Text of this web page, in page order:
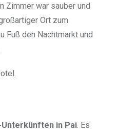
Zimmer war sauber und
Ort zum
Fuß den Nachtmarkt und
in Pai . Es